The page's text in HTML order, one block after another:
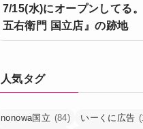
7/15(水)にオープンしてる
五右衛門 国立店』の跡地
人気タグ
nonowa国立 (84) いーくに広告